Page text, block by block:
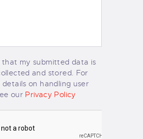
that my submitted data is
and stored. For
on handling user
our Privacy Policy